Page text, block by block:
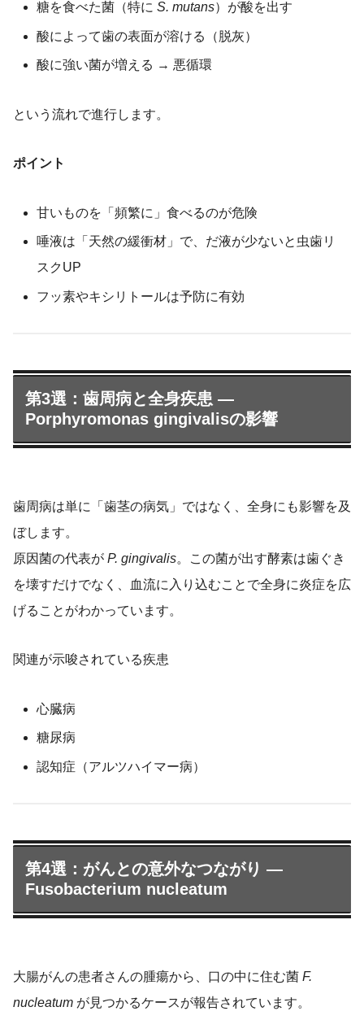
糖を食べた菌（特にS. mutans）が酸を出す
酸によって歯の表面が溶ける（脱灰）
酸に強い菌が増える → 悪循環
という流れで進行します。
ポイント
甘いものを「頻繁に」食べるのが危険
唾液は「天然の緩衝材」で、だ液が少ないと虫歯リ
スクUP
フッ素やキシリトールは予防に有効
第3選：歯周病と全身疾患 ―
Porphyromonas gingivalisの影響
歯周病は単に「歯茎の病気」ではなく、全身にも影響を及
ぼします。
原因菌の代表が P. gingivalis。この菌が出す酵素は歯ぐき
を壊すだけでなく、血流に入り込むことで全身に炎症を広
げることがわかっています。
関連が示唆されている疾患
心臓病
糖尿病
認知症（アルツハイマー病）
第4選：がんとの意外なつながり ―
Fusobacterium nucleatum
大腸がんの患者さんの腫瘍から、口の中に住む菌 F.
nucleatum が見つかるケースが報告されています。